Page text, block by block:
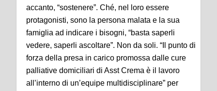
accanto, “sostenere”. Ché, nel loro essere
protagonisti, sono la persona malata e la sua
famiglia ad indicare i bisogni, “basta saperli
vedere, saperli ascoltare”. Non da soli. “Il punto di
forza della presa in carico promossa dalle cure
palliative domiciliari di Asst Crema è il lavoro
all’interno di un’equipe multidisciplinare” per